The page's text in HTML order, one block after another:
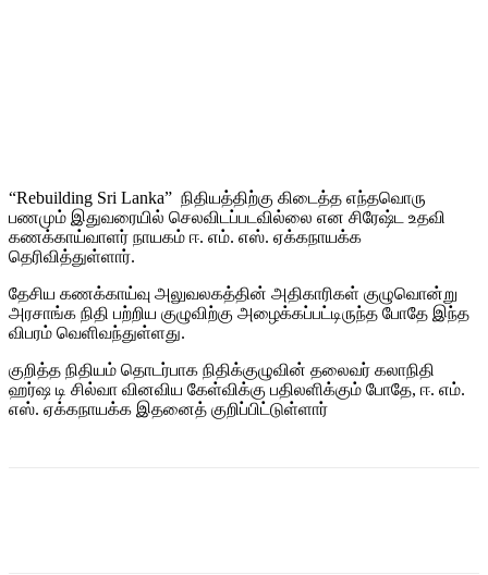
“Rebuilding Sri Lanka” நிதியத்திற்கு கிடைத்த எந்தவொரு
பணமும் இதுவரையில் செலவிடப்படவில்லை என சிரேஷ்ட உதவி
கணக்காய்வாளர் நாயகம் ஈ. எம். எஸ். ஏக்கநாயக்க
தெரிவித்துள்ளார்.
தேசிய கணக்காய்வு அலுவலகத்தின் அதிகாரிகள் குழுவொன்று
அரசாங்க நிதி பற்றிய குழுவிற்கு அழைக்கப்பட்டிருந்த போதே இந்த
விபரம் வெளிவந்துள்ளது.
குறித்த நிதியம் தொடர்பாக நிதிக்குழுவின் தலைவர் கலாநிதி
ஹர்ஷ டி சில்வா வினவிய கேள்விக்கு பதிலளிக்கும் போதே, ஈ. எம்.
எஸ். ஏக்கநாயக்க இதனைத் குறிப்பிட்டுள்ளார்